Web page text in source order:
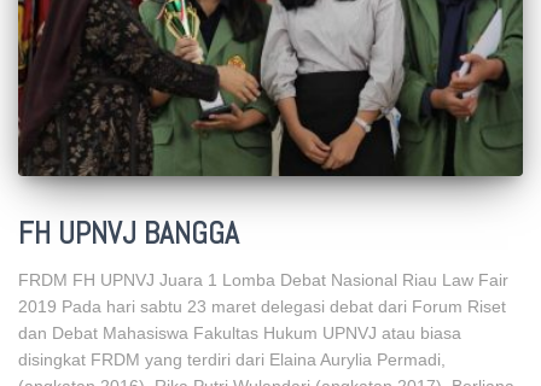
FH UPNVJ BANGGA
FRDM FH UPNVJ Juara 1 Lomba Debat Nasional Riau Law Fair
2019 Pada hari sabtu 23 maret delegasi debat dari Forum Riset
dan Debat Mahasiswa Fakultas Hukum UPNVJ atau biasa
disingkat FRDM yang terdiri dari Elaina Aurylia Permadi,